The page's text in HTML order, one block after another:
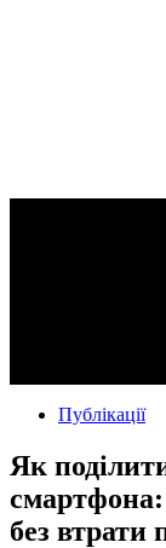
Публікації
Як
без втрати